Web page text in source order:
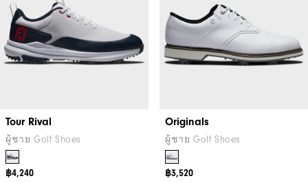
Tour Rival
ผู้ชาย Golf Shoes
฿4,240
Originals
ผู้ชาย Golf Shoes
฿3,520